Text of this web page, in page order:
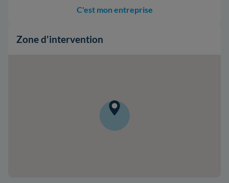
C'est mon entreprise
Zone d'intervention